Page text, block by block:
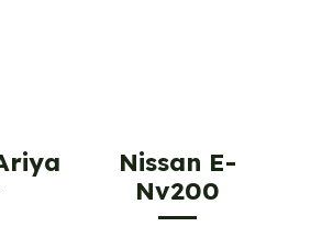
Nissan E-
Nv200